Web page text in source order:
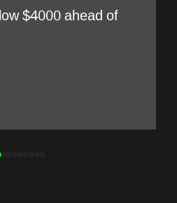
$4000 ahead of